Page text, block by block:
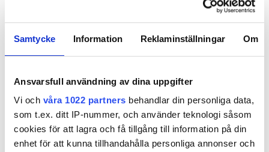
Samtycke Information Reklaminställningar Om
Ansvarsfull användning av dina uppgifter
Vi och våra 1022 partners behandlar din personliga data,
som t.ex. ditt IP-nummer, och använder teknologi såsom
cookies för att lagra och få tillgång till information på din
enhet för att kunna tillhandahålla personliga annonser och
Nyhetsbrev
och bevakningar rakt ner i inkorgen